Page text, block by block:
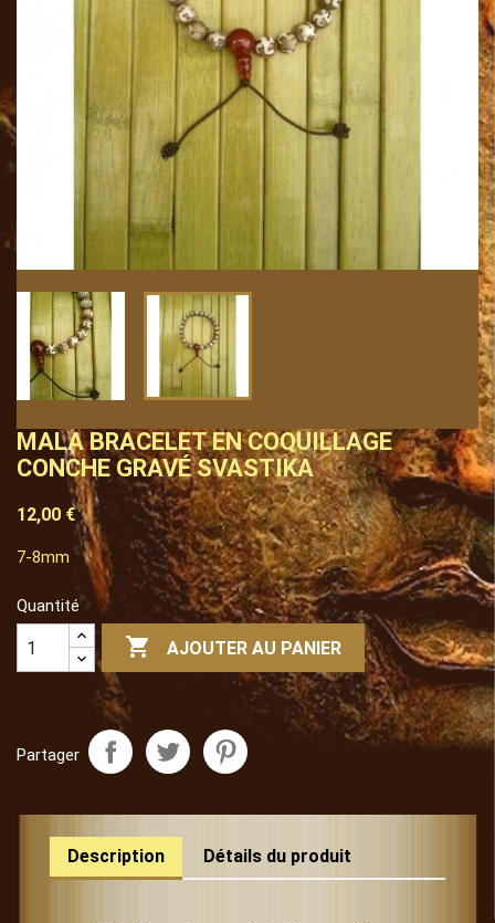
MALA BRACELET EN COQUILLAGE
CONCHE GRAVÉ SVASTIKA
12,00 €
7-8mm
Quantité
 AJOUTER AU PANIER
Partager
Description Détails du produit